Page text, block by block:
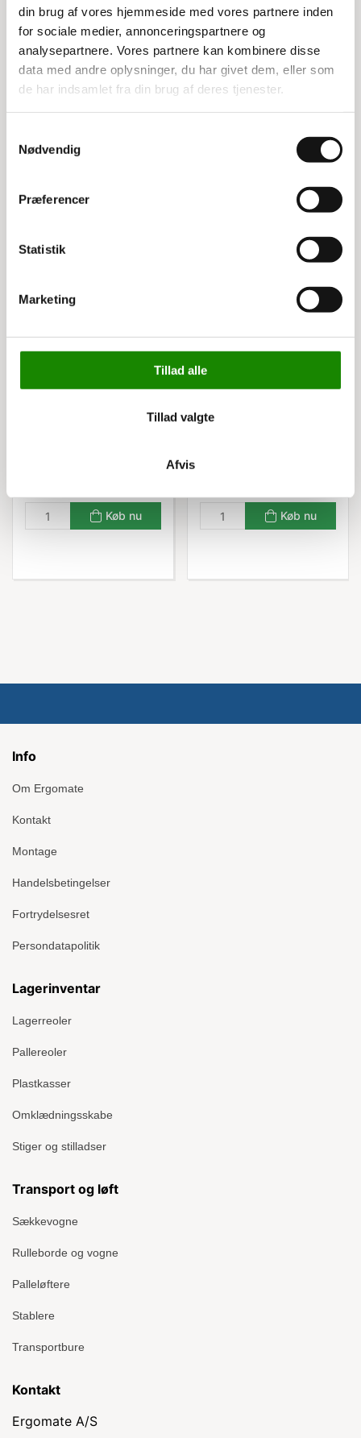
din brug af vores hjemmeside med vores partnere inden
for sociale medier, annonceringspartnere og
analysepartnere. Vores partnere kan kombinere disse
data med andre oplysninger, du har givet dem, eller som
de har indsamlet fra din brug af deres tjenester.
Nødvendig
Præferencer
Statistik
Marketing
Tillad alle
Tillad valgte
Afvis
Specifikationer:
Højde: 103 cm
Bredde: 103 cm
Dybde: 45 cm
Eco Lagerskuffe
Køb nu
3525442204
Eco Lagerskuffe
Listepris 38,00 kr
Køb nu
Info
Om Ergomate
Kontakt
Montage
Handelsbetingelser
Fortrydelsesret
Persondatapolitik
Lagerinventar
Lagerreoler
Pallereoler
Plastkasser
Omklædningsskabe
Stiger og stilladser
Transport og løft
Sækkevogne
Rulleborde og vogne
Palleløftere
Stablere
Transportbure
Kontakt
Ergomate A/S